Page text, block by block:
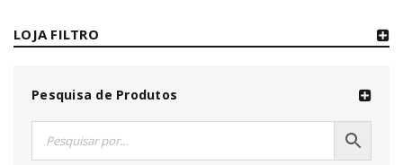
LOJA FILTRO
Pesquisa de Produtos